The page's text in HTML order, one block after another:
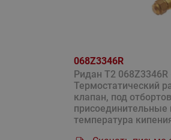
068Z3346R
Ридан T2
Термостатический
клапан, под
присоединительные
температура